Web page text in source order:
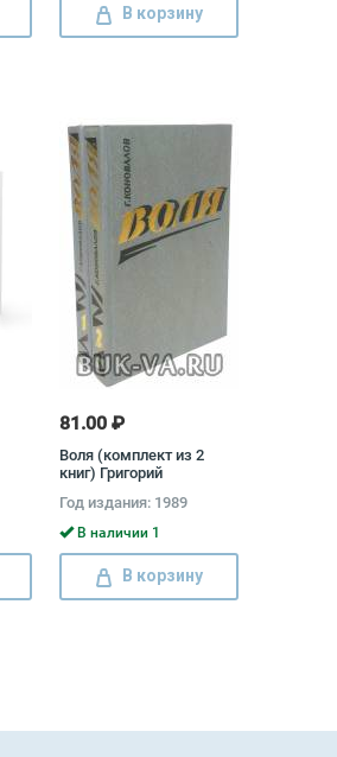
В корзину
81.00 ₽
Воля (комплект из 2
книг) Григорий
Год издания: 1989
В наличии 1
В корзину